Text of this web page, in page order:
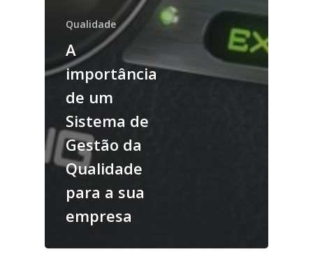
Qualidade
A
importância
de um
Sistema de
Gestão da
Qualidade
para a sua
empresa